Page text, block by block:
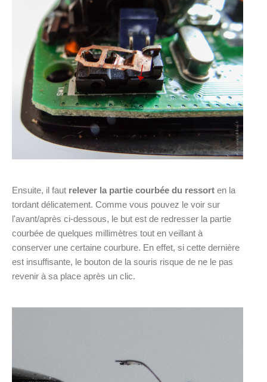
Ensuite, il faut relever la partie courbée du ressort en la
tordant délicatement. Comme vous pouvez le voir sur
l'avant/après ci-dessous, le but est de redresser la partie
courbée de quelques millimètres tout en veillant à
conserver une certaine courbure. En effet, si cette dernière
est insuffisante, le bouton de la souris risque de ne le pas
revenir à sa place après un clic.